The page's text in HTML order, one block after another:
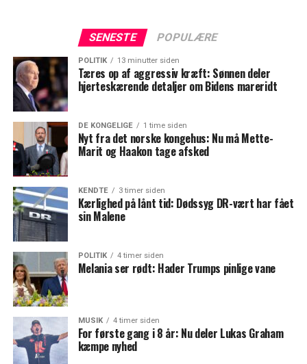
SENESTE POPULÆRE
POLITIK 13 minutter siden
Tæres op af aggressiv kræft: Sønnen deler
hjerteskærende detaljer om Bidens mareridt
DE KONGELIGE 1 time siden
Nyt fra det norske kongehus: Nu må Mette-
Marit og Haakon tage afsked
KENDTE 3 timer siden
Kærlighed på lånt tid: Dødssyg DR-vært har fået
sin Malene
POLITIK 4 timer siden
Melania ser rødt: Hader Trumps pinlige vane
MUSIK 4 timer siden
For første gang i 8 år: Nu deler Lukas Graham
kæmpe nyhed